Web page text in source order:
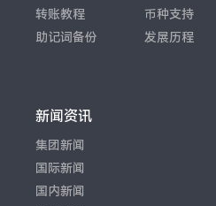
转账教程
助记词备份
币种支持
发展历程
新闻资讯
集团新闻
国际新闻
国内新闻